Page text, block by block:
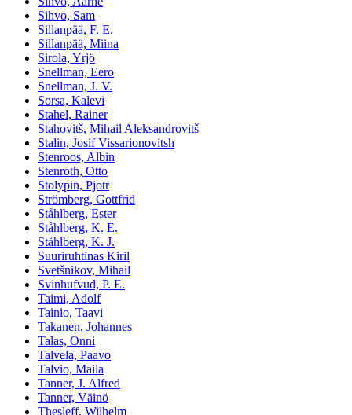
Sihvo, Sam
Sillanpää, F. E.
Sillanpää, Miina
Sirola, Yrjö
Snellman, Eero
Snellman, J. V.
Sorsa, Kalevi
Stahel, Rainer
Stahovitš, Mihail Aleksandrovitš
Stalin, Josif Vissarionovitsh
Stenroos, Albin
Stenroth, Otto
Stolypin, Pjotr
Strömberg, Gottfrid
Ståhlberg, Ester
Ståhlberg, K. E.
Ståhlberg, K. J.
Suuriruhtinas Kiril
Svetšnikov, Mihail
Svinhufvud, P. E.
Taimi, Adolf
Tainio, Taavi
Takanen, Johannes
Talas, Onni
Talvela, Paavo
Talvio, Maila
Tanner, J. Alfred
Tanner, Väinö
Thesleff, Wilhelm